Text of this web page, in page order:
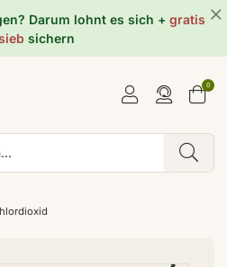
Darum lohnt es sich + gratis
sichern
0